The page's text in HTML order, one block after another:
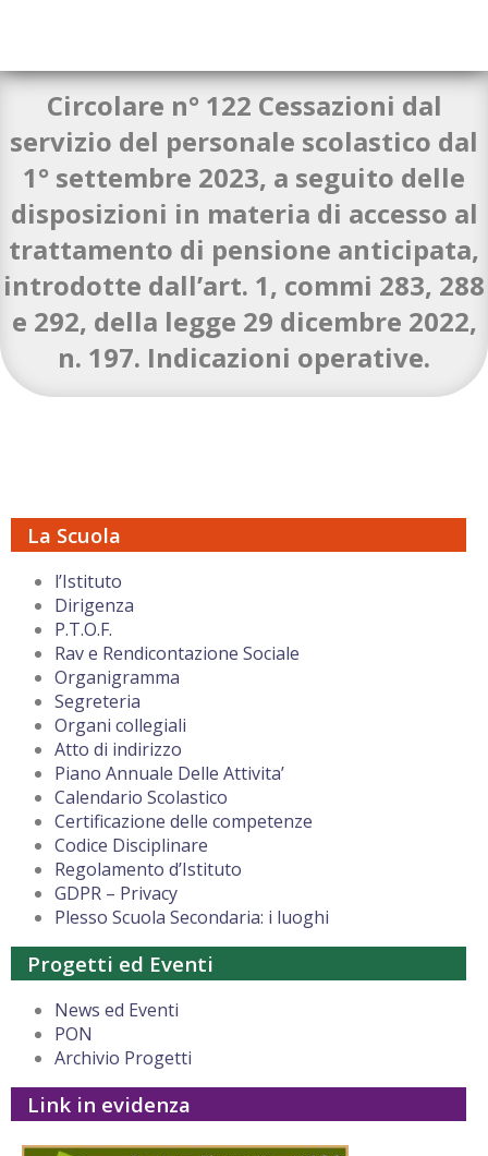
La Scuola
l’Istituto
Dirigenza
P.T.O.F.
Rav e Rendicontazione Sociale
Organigramma
Segreteria
Organi collegiali
Atto di indirizzo
Piano Annuale Delle Attivita’
Calendario Scolastico
Certificazione delle competenze
Codice Disciplinare
Regolamento d’Istituto
GDPR – Privacy
Plesso Scuola Secondaria: i luoghi
Progetti ed Eventi
News ed Eventi
PON
Archivio Progetti
Link in evidenza
Circolare n° 122 Cessazioni dal
servizio del personale scolastico dal
1° settembre 2023, a seguito delle
disposizioni in materia di accesso al
trattamento di pensione anticipata,
introdotte dall’art. 1, commi 283, 288
e 292, della legge 29 dicembre 2022,
n. 197. Indicazioni operative.
Circolare-n°-122-domanda-di-cessazione-del-
personale
Download
AOODGPER.REGISTRO-UFFICIALE.2023.0004814-1
Download
m_pi.AOOUSPBR.REGISTRO-UFFICIALEU.0001373.01-02-2023-
1
Download